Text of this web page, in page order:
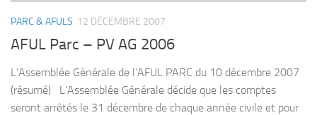
PARC & AFULS 12 DÉCEMBRE 2007
AFUL Parc – PV AG 2006
L’Assemblée Générale de l’AFUL PARC du 10 décembre 2007
(résumé) L’Assemblée Générale décide que les comptes
seront arrêtés le 31 décembre de chaque année civile et pour